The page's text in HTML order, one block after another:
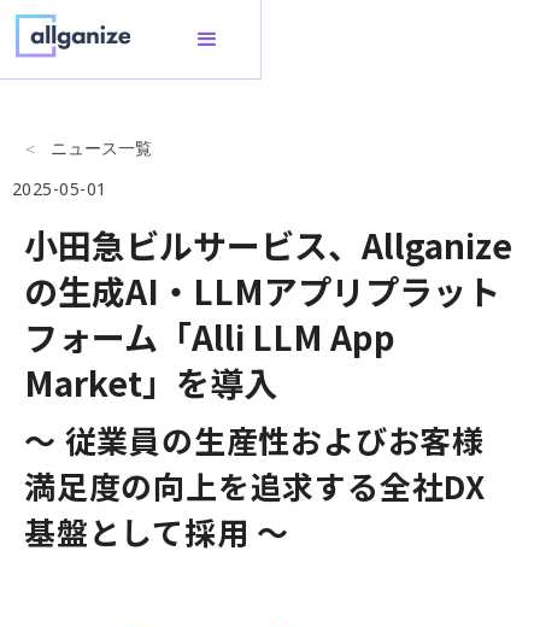
ニュース一覧
2025-05-01
小田急ビルサービス、Allganize
の生成AI・LLMアプリプラット
フォーム「Alli LLM App
Market」を導入
〜 従業員の生産性およびお客様
満足度の向上を追求する全社DX
基盤として採用 ～